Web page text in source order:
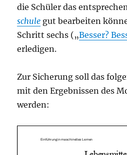
die Schüler das
schule gut bearbeiten
Schritt sechs („Besser?
erledigen.
Zur Sicherung soll das
mit den Ergebnissen des
werden: